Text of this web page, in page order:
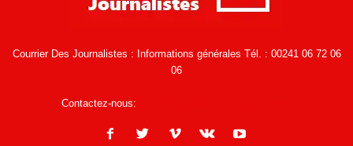
Courrier Des Journalistes : Informations générales Tél. : 00241 06 72 06
06
Contactez-nous: